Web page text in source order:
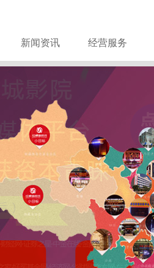
新闻资讯 经营服务